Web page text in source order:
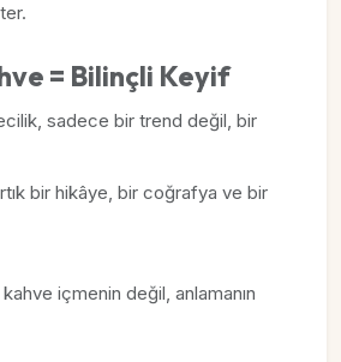
= Bilinçli Keyif
sadece bir trend değil, bir
bir hikâye, bir coğrafya ve bir
içmenin değil, anlamanın